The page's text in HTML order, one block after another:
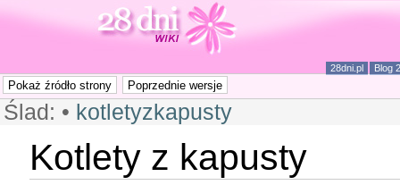
28dni.pl Blog
Ślad: • kotletyzkapusty
Kotlety z kapusty